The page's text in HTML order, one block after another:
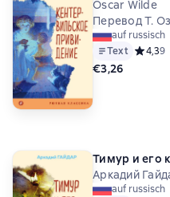
Oscar Wilde
Перевод Т.
auf russisch
Text
4,39
€3,26
Тимур и его
Аркадий
auf russisch